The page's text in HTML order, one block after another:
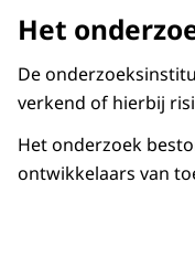
Het
De
verkend of hierbij
Het onderzoek
ontwikkelaars van